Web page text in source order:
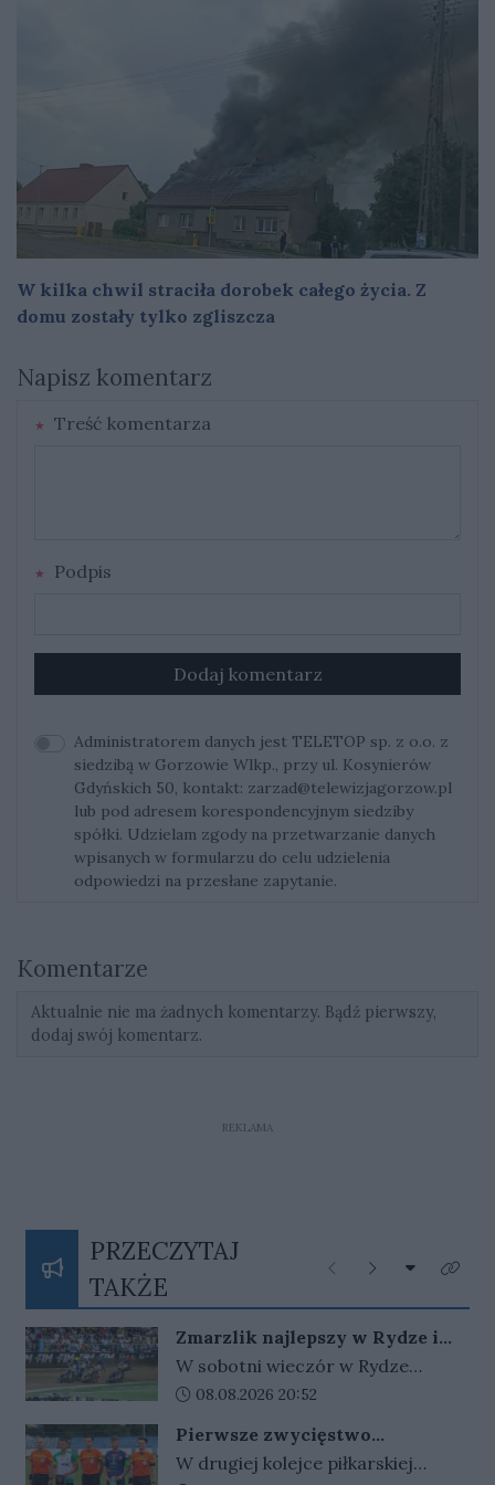
W kilka chwil straciła dorobek całego życia. Z
domu zostały tylko zgliszcza
Napisz komentarz
Treść komentarza
Podpis
Dodaj komentarz
Administratorem danych jest TELETOP sp. z o.o. z
siedzibą w Gorzowie Wlkp., przy ul. Kosynierów
Gdyńskich 50, kontakt: zarzad@telewizjagorzow.pl
lub pod adresem korespondencyjnym siedziby
spółki. Udzielam zgody na przetwarzanie danych
wpisanych w formularzu do celu udzielenia
odpowiedzi na przesłane zapytanie.
Komentarze
Aktualnie nie ma żadnych komentarzy. Bądź pierwszy,
dodaj swój komentarz.
REKLAMA
PRZECZYTAJ
TAKŻE
Poprzednie
Następne
Rozwiń
Kliknij
Zmarzlik najlepszy w Rydze i
ponownie ze złotym plastronem!
W sobotni wieczór w Rydze
odbyło się Grand Prix Łotwy. W
zwycięski okazał się być Bartosz
Zmarzlik. Anders Thomsen był
Data dodania artykułu:
08.08.2026 20:52
Pierwsze zwycięstwo
gorzowskiej Warty
W drugiej kolejce piłkarskiej